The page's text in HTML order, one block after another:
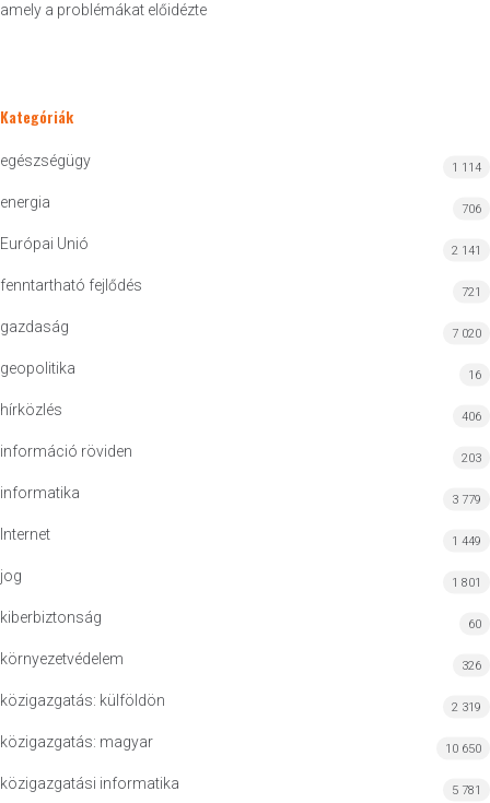
amely a problémákat előidézte
Kategóriák
egészségügy 1 114
energia 706
Európai Unió 2 141
fenntartható fejlődés 721
gazdaság 7 020
geopolitika 16
hírközlés 406
információ röviden 203
informatika 3 779
Internet 1 449
jog 1 801
kiberbiztonság 60
környezetvédelem 326
közigazgatás: külföldön 2 319
közigazgatás: magyar 10 650
közigazgatási informatika 5 781